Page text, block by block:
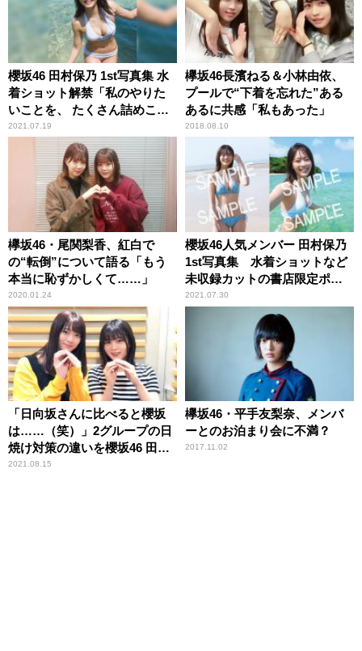
櫻坂46 田村保乃 1st写真集 水
着ショット解禁「私のやりた
いことを、 たくさん詰めこん
でもらいました」
2021.07.19
欅坂46長濱ねる＆小林由依、
プールで“下着を忘れた”ある
あるに共感「私もあった」
2018.08.10
欅坂46・尾関梨香、紅白で
の“転倒”について語る「もう
本当に恥ずかしくて……」
2020.01.24
櫻坂46人気メンバー 田村保乃
1st写真集 水着ショットなど
未収録カットの書店限定ポス
トカード10種解禁
2021.07.30
「日向坂さんに比べると櫻坂
は……（笑）」2グループの日
焼け対策の違いを櫻坂46 田村
保乃＆尾関梨香が振り返る
2021.08.15
欅坂46・平手友梨奈、メンバ
ーとのお泊まり会に不満？
2017.11.02